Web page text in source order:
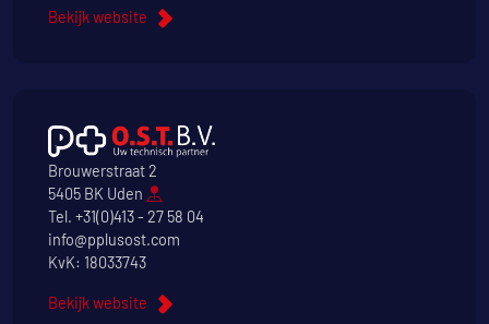
Bekijk website
Brouwerstraat 2
5405 BK Uden
Tel. +31(0)413 - 27 58 04
info@pplusost.com
KvK: 18033743
Bekijk website